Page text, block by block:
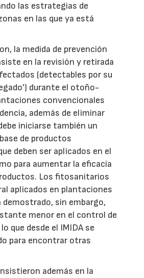
las estrategias de
en las que ya está
la medida de prevención
en la revisión y retirada
(detectables por su
durante el otoño-
convencionales
además de eliminar
iniciarse también un
de productos
deben ser aplicados en el
para aumentar la eficacia
Los fitosanitarios
aplicados en plantaciones
demostrado, sin embargo,
menor en el control de
que desde el IMIDA se
para encontrar otras
además en la